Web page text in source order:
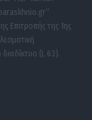
Επιτροπής της 1ης
(L 63).